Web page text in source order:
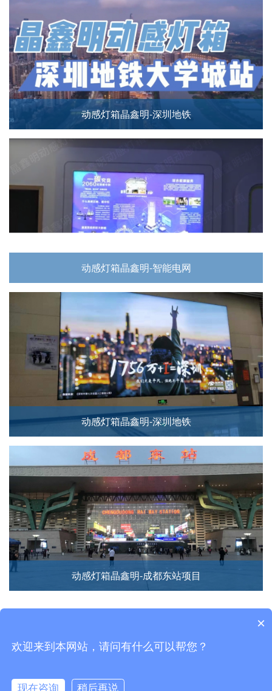
动感灯箱晶鑫明-深圳地铁
动感灯箱晶鑫明-智能电网
动感灯箱晶鑫明-深圳地铁
动感灯箱晶鑫明-成都东站项目
2 ···
×
欢迎来到本网站，请问有什么可以帮您？
现在咨询 稍后再说